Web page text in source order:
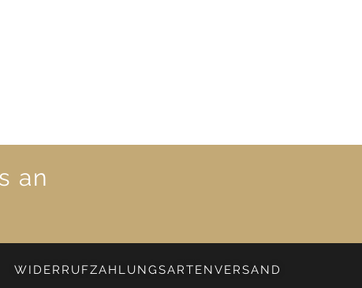
an
WIDERRUF ZAHLUNGSARTEN VERSAND